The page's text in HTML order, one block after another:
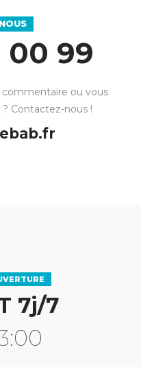
00 99
commentaire ou vous
Contactez-nous !
7j/7